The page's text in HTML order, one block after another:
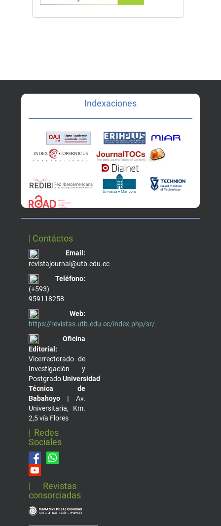
Indexaciones
| Contáctos
Email:
revistajournal@utb.edu.ec
Teléfono:
(+593)
959118258
Web:
https://revistas.utb.edu.ec/index.php/sr/
Oficina
Editorial:
Vicerrectorado de
Investigación y
PostgradoUniversidad
Técnica de
Babahoyo | Av.
Universitaria, Km.
2,5 vía Flores
| Redes
Sociales
| Revistas
consorciadas